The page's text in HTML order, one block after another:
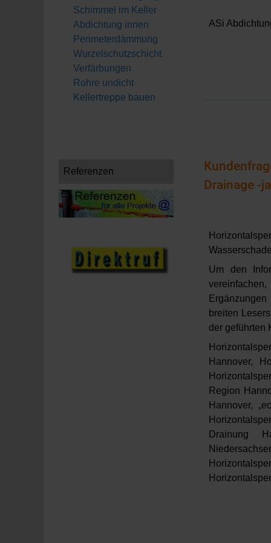
Schimmel im Keller
Abdichtung innen
Perimeterdämmung
Wurzelschutzschicht
Verfärbungen
Rohre undicht
Kellertreppe bauen
Referenzen
ASi
Drainage -ja
Um den
breiten
der geführten
Hannover,
Region
Hannover,
Drainung